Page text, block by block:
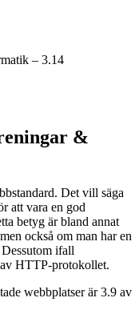
– 3.14
&
Det vill säga
att vara en god
betyg är bland annat
också om man har en
ifall
HTTP-protokollet.
webbplatser är 3.9 av